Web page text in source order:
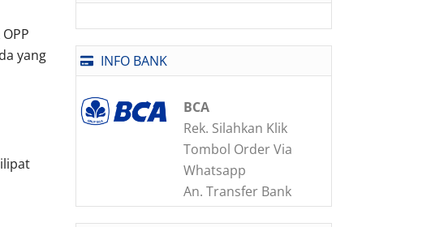
yang
INFO BANK
BCA
Rek. Silahkan Klik
Tombol Order Via
Whatsapp
An. Transfer Bank